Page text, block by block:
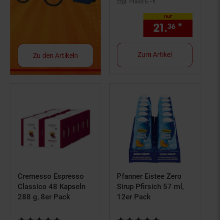
Zu den Artikeln
zzgl. Pfand 6.–€
nur
21.36 *
Zum Artikel
Cremesso Espresso
Classico 48 Kapseln
288 g, 8er Pack
Pfanner Eistee Zero
Sirup Pfirsich 57 ml,
12er Pack